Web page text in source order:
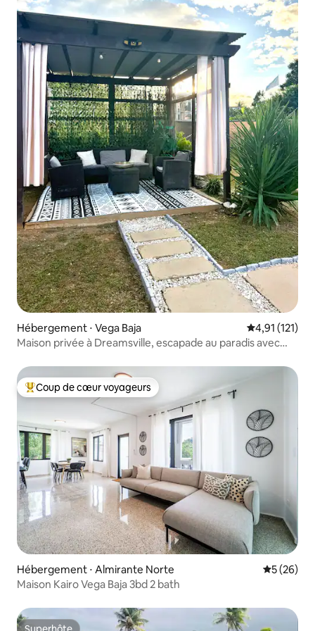
Hébergement ⋅ Vega Baja Évaluation
4,91 (121)
Maison privée à Dreamsville, escapade au paradis avec
Coups de cœur voyageurs les plus appréciés
Coup de cœur voyageurs
Hébergement ⋅ Almirante Norte
5 (26)
Maison Kairo Vega Baja 3bd 2 bath